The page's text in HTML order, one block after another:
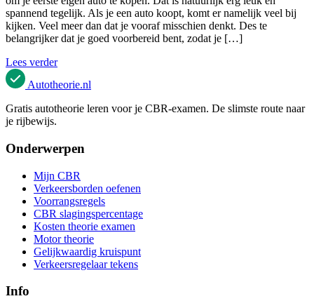
spannend tegelijk. Als je een auto koopt, komt er namelijk veel bij
kijken. Veel meer dan dat je vooraf misschien denkt. Des te
belangrijker dat je goed voorbereid bent, zodat je […]
Lees verder
Autotheorie.nl
Gratis autotheorie leren voor je CBR-examen. De slimste route naar
je rijbewijs.
Onderwerpen
Mijn CBR
Verkeersborden oefenen
Voorrangsregels
CBR slagingspercentage
Kosten theorie examen
Motor theorie
Gelijkwaardig kruispunt
Verkeersregelaar tekens
Info